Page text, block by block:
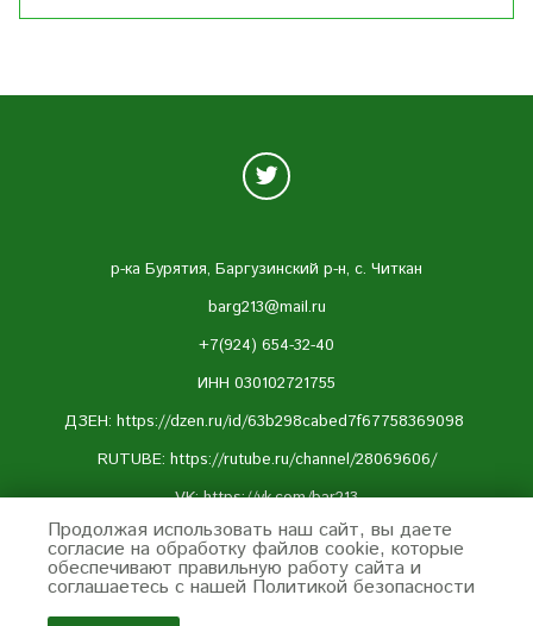
Продолжая использовать наш сайт, вы даете
согласие на обработку файлов cookie, которые
обеспечивают правильную работу сайта и
соглашаетесь с нашей Политикой безопасности
р-ка Бурятия, Баргузинский р-н, с. Читкан
barg213@mail.ru
+7(924) 654-32-40
ИНН 030102721755
ДЗЕН: https://dzen.ru/id/63b298cabed7f67758369098
RUTUBE: https://rutube.ru/channel/28069606/
VK:https://vk.com/bar213
Telegram:https://t.me/barguzin213
Оферта и политика конфиденциальности:
https://www.bar213.ru/page/oferta